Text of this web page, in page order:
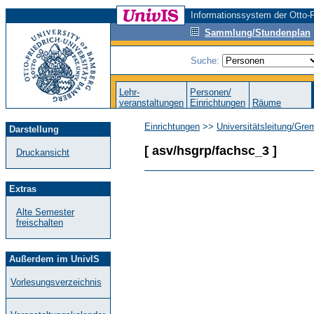
Informationssystem der
Sammlung/Stundenplan
Suche:
Lehr-
veranstaltungen
Personen/
Einrichtungen
Räume
Darstellung
Druckansicht
Extras
Alte Semester
freischalten
Außerdem im UnivIS
Vorlesungsverzeichnis
Einrichtungen >> Universitätsleitung/
[ asv/hsgrp/fachsc_3 ]